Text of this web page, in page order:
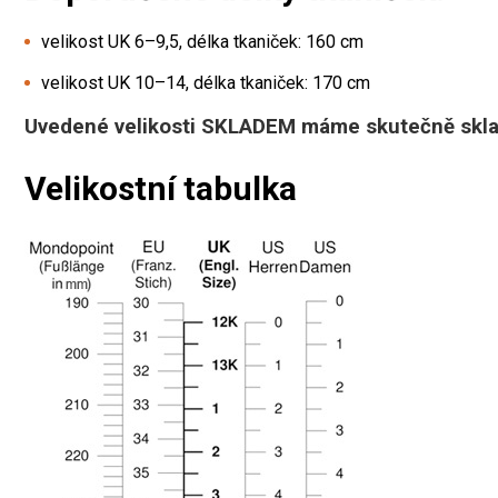
velikost UK 6–9,5, délka tkaniček: 160 cm
velikost UK 10–14, délka tkaniček: 170 cm
Uvedené velikosti SKLADEM máme skutečně
Velikostní tabulka